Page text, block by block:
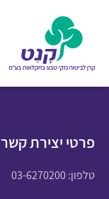
פרטי יצירת קשר
טלפון:03-6270200